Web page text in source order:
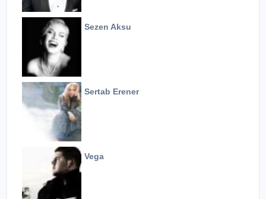
Sezen Aksu
Sertab Erener
Vega